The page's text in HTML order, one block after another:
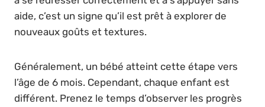
aide, c’est un signe qu’il est prêt à explorer de
nouveaux goûts et textures.
Généralement, un bébé atteint cette étape vers
l’âge de 6 mois. Cependant, chaque enfant est
différent. Prenez le temps d’observer les progrès